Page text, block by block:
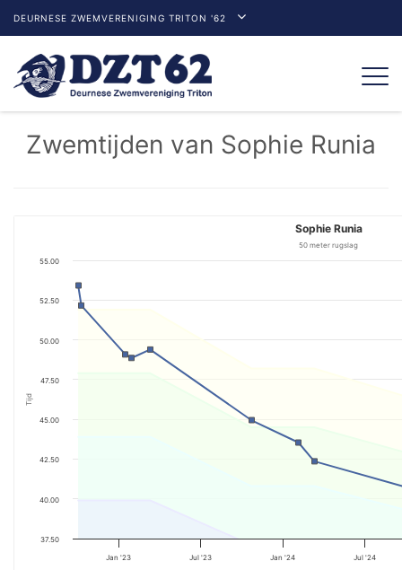
DEURNESE ZWEMVERENIGING TRITON '62
Zwemtijden van Sophie Runia
Tijd
Sophie Runia
50 meter rugslag
Jan '23 Jul '23 Jan '24 Jul '24
37.50
40.00
42.50
45.00
47.50
50.00
52.50
55.00